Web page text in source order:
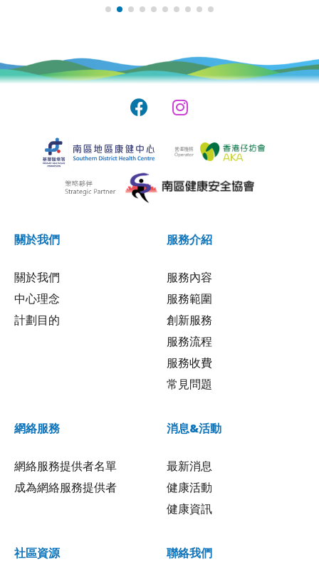
關於我們
關於我們
中心理念
計劃目的
服務介紹
服務內容
服務範圍
創新服務
服務流程
服務收費
常見問題
網絡服務
網絡服務提供者名單
成為網絡服務提供者
消息&活動
最新消息
健康活動
健康資訊
社區資源 聯絡我們